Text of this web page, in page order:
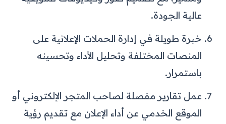
عالية الجودة.
خبرة طويلة في إدارة الحملات الإعلانية على
المنصات المختلفة وتحليل الأداء وتحسينه
باستمرار.
عمل تقارير مفصلة لصاحب المتجر الإلكتروني أو
الموقع الخدمي عن أداء الإعلان مع تقديم رؤية